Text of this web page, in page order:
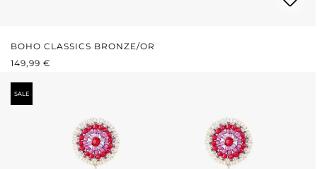
BOHO CLASSICS BRONZE/OR
PRIX RÉGULIER :
149,99 €
SALE